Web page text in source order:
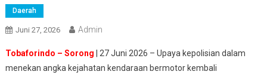
Daerah
Juni 27, 2026 Admin
Tobaforindo – Sorong | 27 Juni 2026 – Upaya kepolisian dalam
menekan angka kejahatan kendaraan bermotor kembali